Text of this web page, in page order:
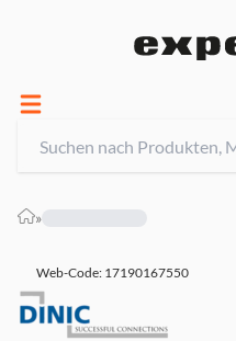
»
Web-Code: 17190167550